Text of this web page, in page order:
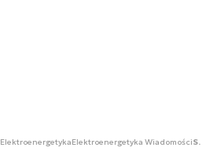
ElektroenergetykaElektroenergetyka Wiadomości